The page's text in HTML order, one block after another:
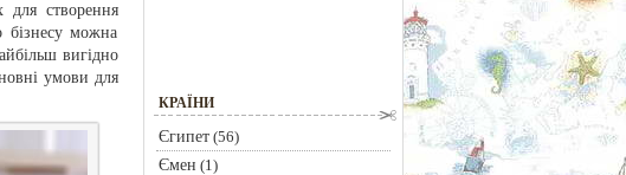
для створення
бізнесу можна
вигідно
умови для
КРАЇНИ
Єгипет(56)
Ємен (1)